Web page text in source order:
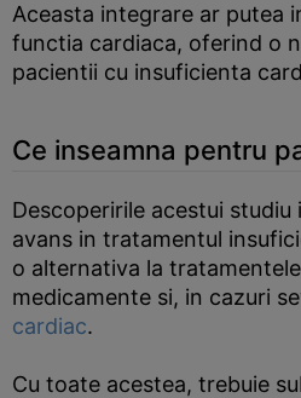
Aceasta integrare ar putea
functia cardiaca, oferind o
pacientii cu insuficienta
Ce inseamna pentru
Descoperirile acestui
avans in tratamentul
o alternativa la
medicamente si, in cazuri
cardiac.
Cu toate acestea, trebuie